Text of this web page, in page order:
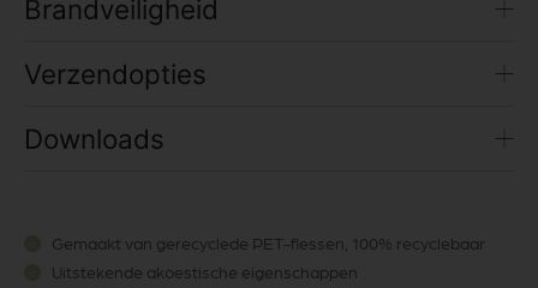
Brandveiligheid
Verzendopties
Downloads
Gemaakt van gerecyclede PET-flessen, 100% recyclebaar
Uitstekende akoestische eigenschappen